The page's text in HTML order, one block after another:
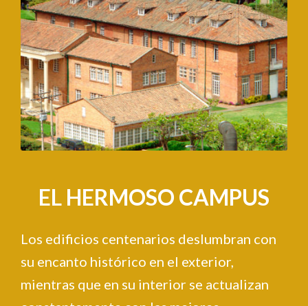
EL HERMOSO CAMPUS
Los edificios centenarios deslumbran con
su encanto histórico en el exterior,
mientras que en su interior se actualizan